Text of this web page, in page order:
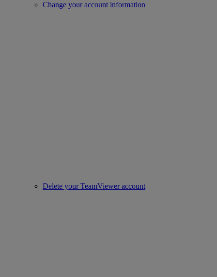
Change your account information
Delete your TeamViewer account